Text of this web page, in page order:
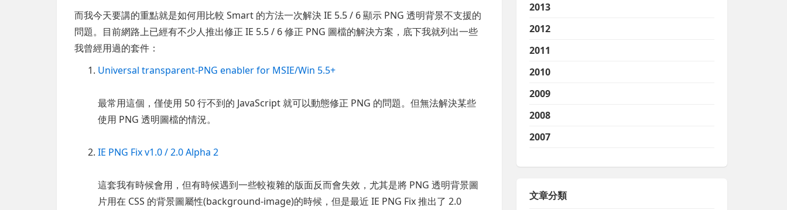
而我今天要講的重點就是如何用比較 Smart 的方法一次解決 IE 5.5 / 6 顯示 PNG 透明背景不支援的
問題。目前網路上已經有不少人推出修正 IE 5.5 / 6 修正 PNG 圖檔的解決方案，底下我就列出一些
我曾經用過的套件：
Universal transparent-PNG enabler for MSIE/Win 5.5+
最常用這個，僅使用 50 行不到的 JavaScript 就可以動態修正 PNG 的問題。但無法解決某些
使用 PNG 透明圖檔的情況。
IE PNG Fix v1.0 / 2.0 Alpha 2
這套我有時候會用，但有時候遇到一些較複雜的版面反而會失效，尤其是將 PNG 透明背景圖
片用在 CSS 的背景圖屬性(background-image)的時候，但是最近 IE PNG Fix 推出了 2.0
2013
2012
2011
2010
2009
2008
2007
文章分類